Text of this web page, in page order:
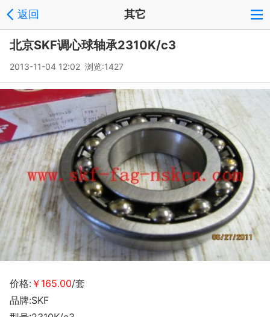
返回 其它
北京SKF调心球轴承2310K/c3
2013-11-04 12:02 浏览:1427
价格: ￥165.00/套
品牌:SKF